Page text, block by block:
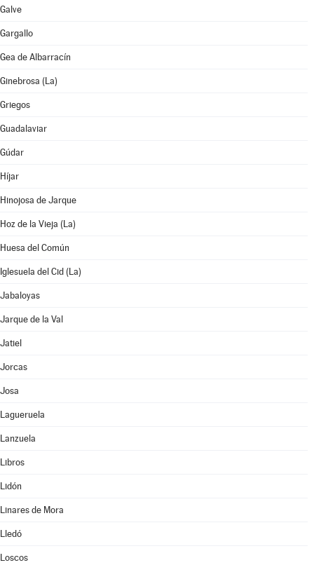
Galve
Gargallo
Gea de Albarracín
Ginebrosa (La)
Griegos
Guadalaviar
Gúdar
Híjar
Hinojosa de Jarque
Hoz de la Vieja (La)
Huesa del Común
Iglesuela del Cid (La)
Jabaloyas
Jarque de la Val
Jatiel
Jorcas
Josa
Lagueruela
Lanzuela
Libros
Lidón
Linares de Mora
Lledó
Loscos